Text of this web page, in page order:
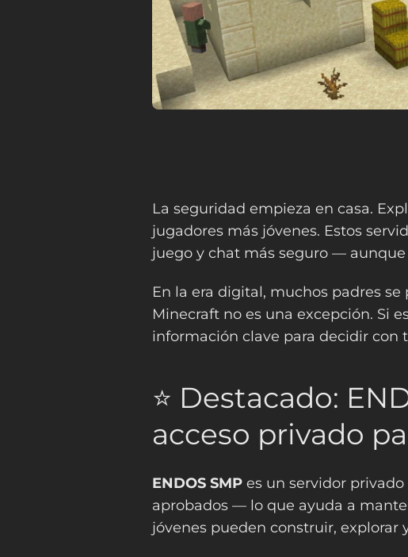
La seguridad empieza en casa.
jugadores más jóvenes. Estos
juego y chat más seguro —
En la era digital, muchos padres
Minecraft no es una excepción. Si
información clave para decidir con
⭐ Destacado:
acceso privado
ENDOS SMP es un servidor
aprobados — lo que ayuda a
jóvenes pueden construir, explorar